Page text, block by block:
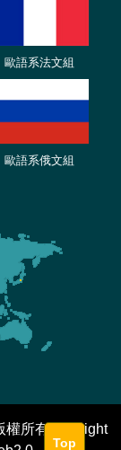
歐語系法文組
歐語系俄文組
權所有 All Right
Top